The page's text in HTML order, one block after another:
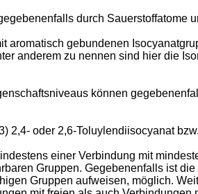
durch Sauerstoffatome
aromatisch gebundenen
anderem zu nennen sind hier die
können
2,4- oder 2,6-Toluylendiisocyanat
einer Verbindung mit
Gruppen. Gegebenenfalls ist
Gruppen aufweisen, möglich.